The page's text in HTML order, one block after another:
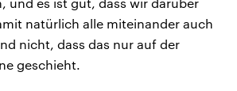
natürlich alle miteinander auch
nicht, dass das nur auf der
geschieht.